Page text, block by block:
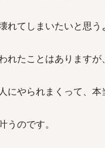
れてしまいたいと思う
れたことはありますが
にやられまくって、本
うのです。